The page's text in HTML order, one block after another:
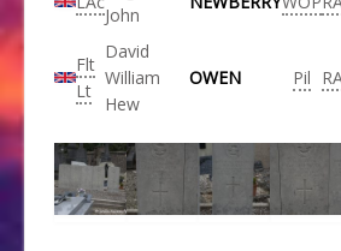
John
Flt
Lt
David
William
Hew
OWEN Pil